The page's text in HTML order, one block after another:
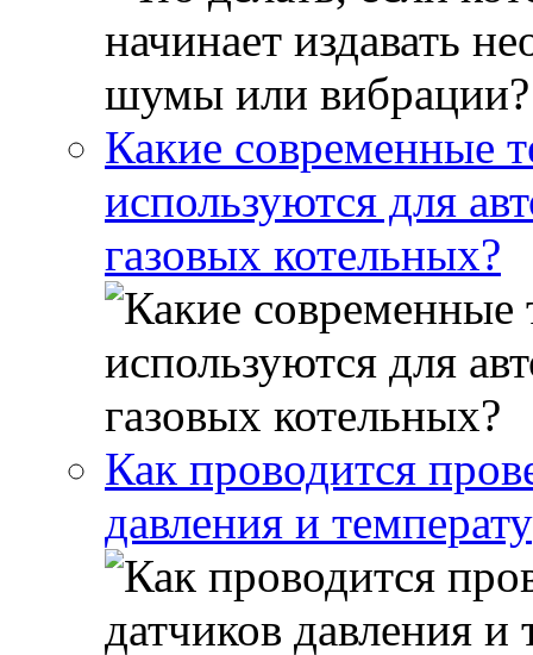
Какие современные
используются для
газовых котельных?
Как проводится
давления и